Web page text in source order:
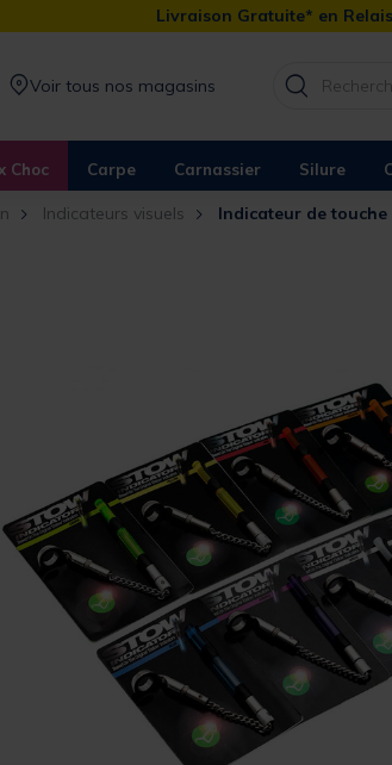
Livraison Gratuite* en
Voir tous nos magasins
Choc Carpe Carnassier Silure
Indicateurs visuels Indicateur de